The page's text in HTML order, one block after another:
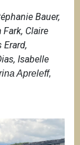
Bauer,
Claire
Erard,
Isabelle
Apreleff,